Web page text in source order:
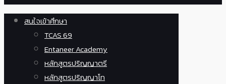
สนใจเข้าศึกษา
TCAS 69
Entaneer Academy
หลักสูตรปริญญาตรี
หลักสูตรปริญญาโท